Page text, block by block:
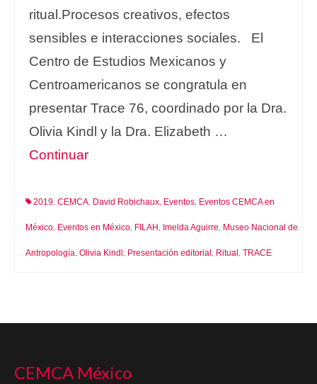
ritual.Procesos creativos, efectos
sensibles e interacciones sociales. El
Centro de Estudios Mexicanos y
Centroamericanos se congratula en
presentar Trace 76, coordinado por la Dra.
Olivia Kindl y la Dra. Elizabeth …
Continuar
2019, CEMCA, David Robichaux, Eventos, Eventos CEMCA en
México, Eventos en México, FILAH , Imelda Aguirre, Museo Nacional de
Antropología, Olivia Kindl , Presentación editorial , Ritual , TRACE
CEMCA México